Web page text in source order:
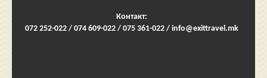
Контакт:
072 252-022 / 074 609-022 / 075 361-022 / info@exittravel.mk